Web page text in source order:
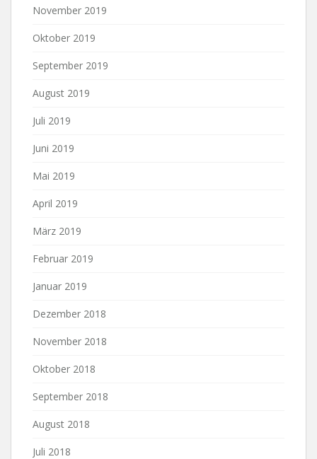
November 2019
Oktober 2019
September 2019
August 2019
Juli 2019
Juni 2019
Mai 2019
April 2019
März 2019
Februar 2019
Januar 2019
Dezember 2018
November 2018
Oktober 2018
September 2018
August 2018
Juli 2018